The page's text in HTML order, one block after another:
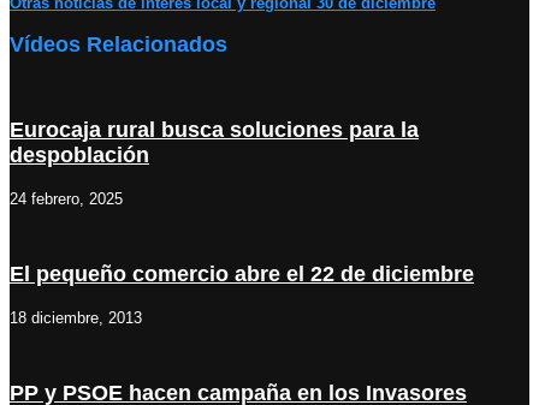
Vídeos Relacionados
Eurocaja rural busca soluciones para la
despoblación
24 febrero, 2025
El pequeño comercio abre el 22 de diciembre
18 diciembre, 2013
PP y PSOE hacen campaña en los Invasores